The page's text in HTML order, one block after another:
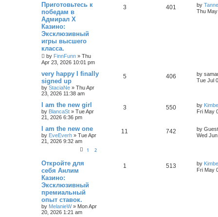
Приготовьтесь к
победам в
Адмирал Х
Казино:
Эксклюзивный
игры высшего
класса.
by FinnFunn » Thu
Apr 23, 2026 10:01 pm
3 401 by
Thu
very happy I finally
signed up
by StaciaNe » Thu Apr
23, 2026 11:38 am
5 406 by
Tue Jul
I am the new girl
by BlancaSt » Tue Apr
21, 2026 6:36 pm
3 550 by
Fri May
I am the new one
by EveEverh » Tue Apr
21, 2026 9:32 am
1 2
11 742 by Guest
Wed
Откройте для
себя Анлим
Казино:
Эксклюзивный
премиальный
опыт ставок.
by MelanieW» Mon Apr
20, 2026 1:21 am
1 513 by
Fri May